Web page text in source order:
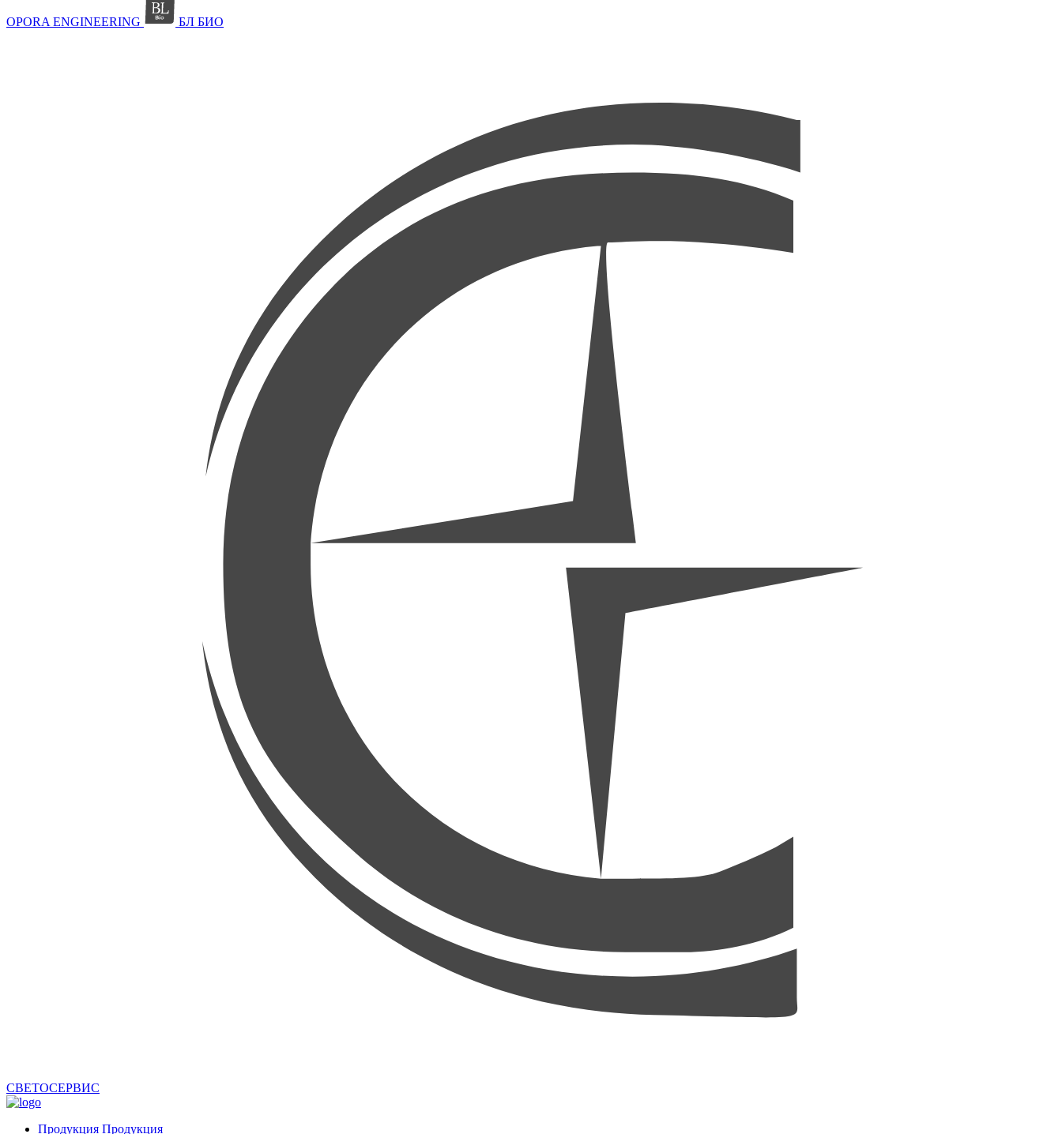
OPORA ENGINEERING БЛ БИО
СВЕТОСЕРВИС
Продукция Продукция